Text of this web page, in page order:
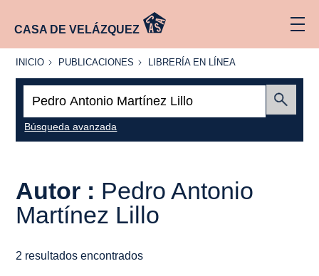
CASA DE VELÁZQUEZ
INICIO
INICIO PUBLICACIONES
PUBLICACIONES
LIBRERÍA
LÍNEA
LIBRERÍA EN LÍNEA
Búsqueda avanzada
Autor : Pedro Antonio
Martínez Lillo
2 resultados encontrados